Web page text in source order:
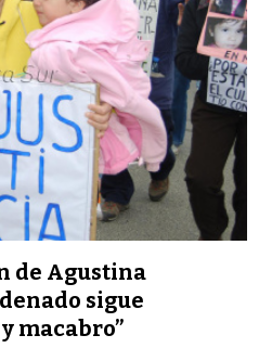
de Agustina
sigue
macabro”